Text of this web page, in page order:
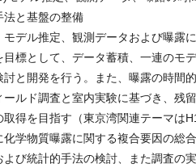
法と基盤の整備
モデル推定、観測データおよび曝露
目標として、データ蓄積、一連のモ
討と開発を行う。また、曝露の時間
ールド調査と室内実験に基づき、残
取得を目指す（東京湾関連テーマは
化学物質曝露に関する複合要因の総
よび統計的手法の検討、また調査の